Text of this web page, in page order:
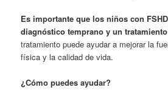
Es importante que los niños con
diagnóstico temprano y un
tratamiento puede ayudar a mejorar la
física y la calidad de vida.
¿Cómo puedes ayudar?